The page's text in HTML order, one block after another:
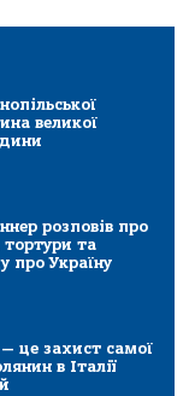
великої
розповів про
тортури та
про Україну
це захист самої
в Італії